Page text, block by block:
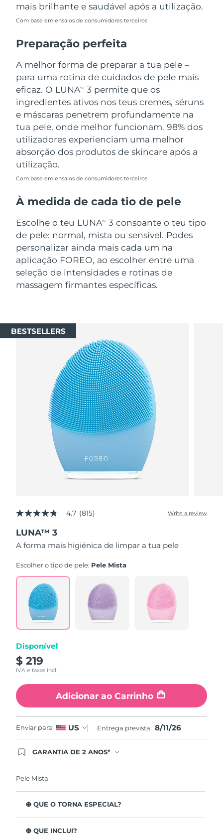
mais brilhante e saudável após a utilização.
Com base em ensaios de consumidores terceiros
Preparação perfeita
A melhor forma de preparar a tua pele –
para uma rotina de cuidados de pele mais
eficaz. O LUNATM
3 permite que os
ingredientes ativos nos teus cremes, séruns
e máscaras penetrem profundamente na
tua pele, onde melhor funcionam. 98% dos
utilizadores experienciam uma melhor
absorção dos produtos de skincare após a
utilização.
Com base em ensaios de consumidores terceiros
À medida de cada tio de pele
Escolhe o teu LUNATM
3 consoante o teu tipo
de pele: normal, mista ou sensível. Podes
personalizar ainda mais cada um na
aplicação FOREO, ao escolher entre uma
seleção de intensidades e rotinas de
massagem firmantes específicas.
BESTSELLERS
4.7
of
5
stars,
rating
Read
Reviews.
Same
page
link.
4.7 (815) Write a review
LUNA™ 3
A forma mais higiénica de limpar a tua pele
Escolher o tipo de pele: Pele Mista
Disponível
$ 219
IVA e taxas incl.
Adicionar ao Carrinho
Enviar para: US Entrega prevista: 8/11/26
GARANTIA DE 2 ANOS*
significa que se você tiver qualquer problema até
produto gratuitamente.*exceto pelo Luna FOFO
e Luna Play plus cuja garantia é de 90 dias.
Pele Mista
O QUE O TORNA ESPECIAL?
impurezas, sebo e resíduos de maquilhagem da pele.
O QUE INCLUI?